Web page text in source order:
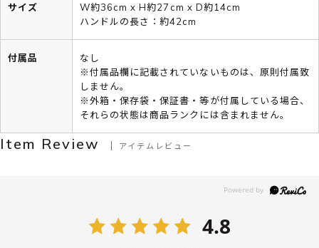
サイズ
W約36cm x H約27cm x D約14cm
ハンドルの長さ：約42cm
付属品
なし
※付属品欄に記載されていないものは、原則付属致
しません。
※外箱・保存袋・保証書・等が付属している場合、
それらの状態は商品ランクには含まれません。
Item Review アイテムレビュー
4.8